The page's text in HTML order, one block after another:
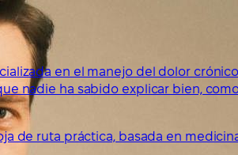
en el manejo del dolor
nadie ha sabido explicar bien,
de ruta práctica, basada en